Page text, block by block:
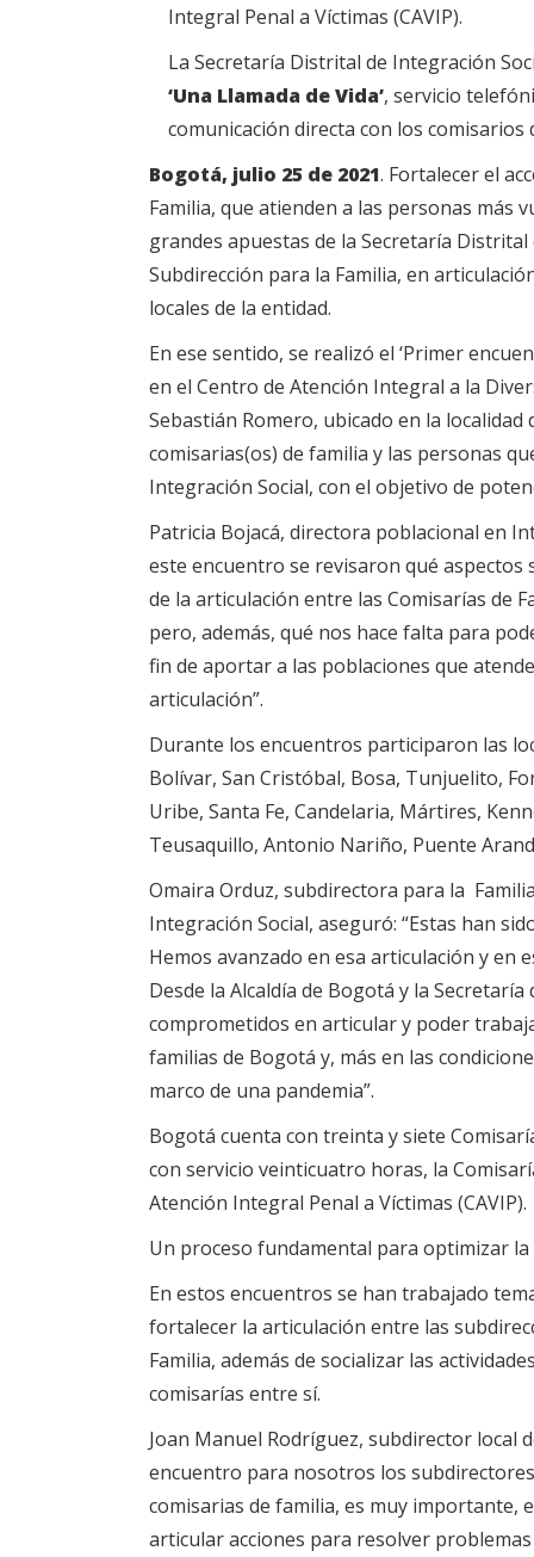
Integral Penal a Víctimas (CAVIP).
La Secretaría Distrital de Integración
‘Una Llamada de Vida’, servicio
comunicación directa con los comisarios
Bogotá, julio 25 de 2021. Fortalecer el
Familia, que atienden a las personas más
grandes apuestas de la Secretaría
Subdirección para la Familia, en
locales de la entidad.
En ese sentido, se realizó el ‘Primer
en el Centro de Atención Integral a la
Sebastián Romero, ubicado en la
comisarias(os) de familia y las personas
Integración Social, con el objetivo de
Patricia Bojacá, directora poblacional en
este encuentro se revisaron qué
de la articulación entre las Comisarías de
pero, además, qué nos hace falta para
fin de aportar a las poblaciones que
articulación”.
Durante los encuentros participaron las
Bolívar, San Cristóbal, Bosa, Tunjuelito,
Uribe, Santa Fe, Candelaria, Mártires,
Teusaquillo, Antonio Nariño, Puente
Omaira Orduz, subdirectora para la
Integración Social, aseguró: “Estas han
Hemos avanzado en esa articulación y en
Desde la Alcaldía de Bogotá y la
comprometidos en articular y poder
familias de Bogotá y, más en las
marco de una pandemia”.
Bogotá cuenta con treinta y siete
con servicio veinticuatro horas, la
Atención Integral Penal a Víctimas (CAVIP).
Un proceso fundamental para optimizar
En estos encuentros se han trabajado
fortalecer la articulación entre las
Familia, además de socializar las
comisarías entre sí.
Joan Manuel Rodríguez, subdirector local
encuentro para nosotros los
comisarias de familia, es muy importante,
articular acciones para resolver